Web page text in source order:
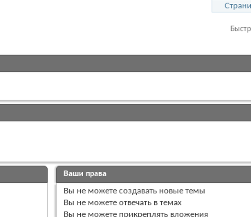
Ваши права
Вы не можете создавать новые темы
Вы не можете отвечать в темах
Вы не можете прикреплять вложения